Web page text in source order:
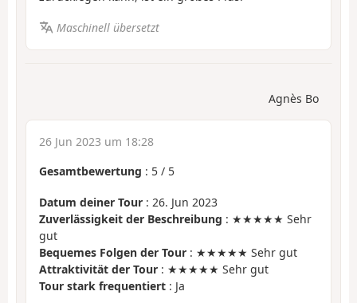
Maschinell übersetzt
Agnès Bo
26 Jun 2023 um 18:28
Gesamtbewertung : 5 / 5
Datum deiner Tour : 26. Jun 2023
Zuverlässigkeit der Beschreibung : ★★★★★ Sehr
gut
Bequemes Folgen der Tour : ★★★★★ Sehr gut
Attraktivität der Tour : ★★★★★ Sehr gut
Tour stark frequentiert : Ja